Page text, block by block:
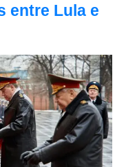
entre Lula e